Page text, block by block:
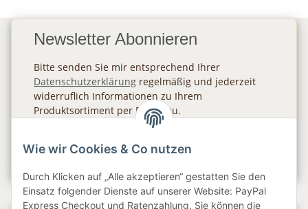
Newsletter Abonnieren
Bitte senden Sie mir entsprechend Ihrer
Datenschutzerklärung regelmäßig und jederzeit
widerruflich Informationen zu Ihrem
Produktsortiment per E-Mail zu.
Wie wir Cookies & Co nutzen
Durch Klicken auf „Alle akzeptieren“ gestatten Sie den
Einsatz folgender Dienste auf unserer Website: PayPal
Express Checkout und Ratenzahlung. Sie können die